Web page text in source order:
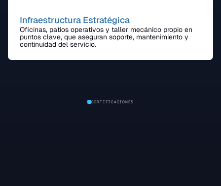
Infraestructura Estratégica
Oficinas, patios operativos y taller mecánico propio en
puntos clave, que aseguran soporte, mantenimiento y
continuidad del servicio.
CERTIFICACIONES